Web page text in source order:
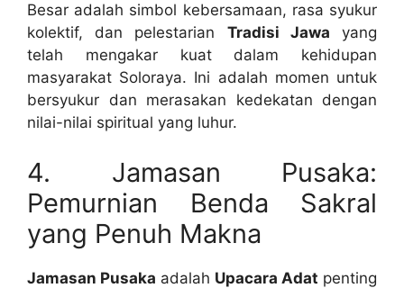
Besar adalah simbol kebersamaan, rasa syukur
kolektif, dan pelestarian Tradisi Jawa yang
telah mengakar kuat dalam kehidupan
masyarakat Soloraya. Ini adalah momen untuk
bersyukur dan merasakan kedekatan dengan
nilai-nilai spiritual yang luhur.
4. Jamasan Pusaka:
Pemurnian Benda Sakral
yang Penuh Makna
Jamasan Pusaka adalah Upacara Adat penting